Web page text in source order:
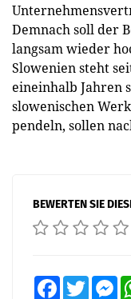
Demnach soll der
langsam wieder
Slowenien steht
eineinhalb Jahren
slowenischen
pendeln, sollen
BEWERTEN SIE
FacebookTwitter